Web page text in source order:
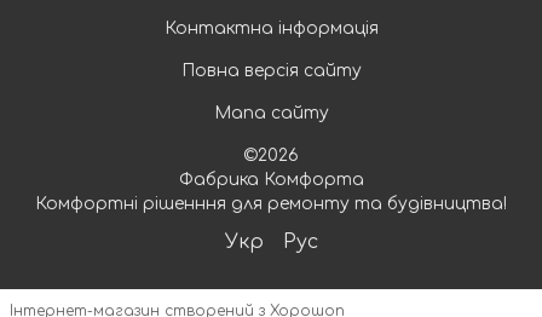
Контактна інформація
Повна версія сайту
Мапа сайту
©2026
Фабрика Комфорта
Комфортні рішенння для ремонту та будівництва!
Укр Рус
Інтернет-магазин створений з Хорошоп